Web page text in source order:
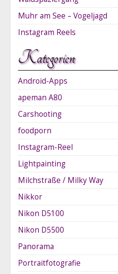
Muhr am See – Vogeljagd
Instagram Reels
Kategorien
Android-Apps
apeman A80
Carshooting
foodporn
Instagram-Reel
Lightpainting
Milchstraße / Milky Way
Nikkor
Nikon D5100
Nikon D5500
Panorama
Portraitfotografie